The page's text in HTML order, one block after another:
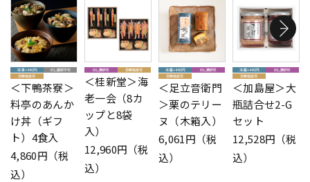
＜下鴨茶寮＞
料亭のあんか
け丼（ギフ
ト）4食入
4,860円（税
込）
＜桂新堂＞海
老一会（8カ
ップと8袋
入）
12,960円（税
込）
＜足立音衛門
＞栗のテリー
ヌ（木箱入）
6,061円（税
込）
＜加島屋＞大
瓶詰合せ2-G
セット
12,528円（税
込）